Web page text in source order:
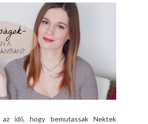
idő, hogy bemutassak Nektek